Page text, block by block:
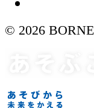
© 2026